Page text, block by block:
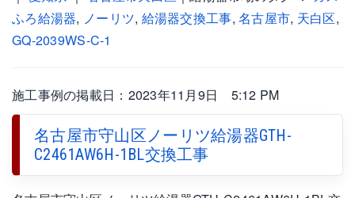
ふろ給湯器, ノーリツ, 給湯器交換工事,名古屋市, 天白区,
GQ-2039WS-C-1
施工事例の掲載日：2023年11月9日 5:12 PM
名古屋市守山区ノーリツ給湯器GTH-
C2461AW6H-1BL交換工事